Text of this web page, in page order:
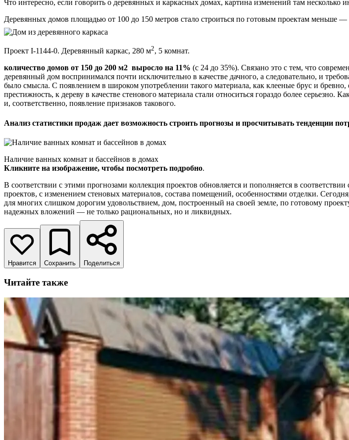
Что интересно, если говорить о деревянных и каркасных домах, картина изменений там несколько
Деревянных домов площадью от 100 до 150 метров стало строиться по готовым проектам меньше
Проект I-1144-0. Деревянный каркас, 280 м2, 5 комнат.
количество домов от 150 до 200 м2 выросло на 11% (с 24 до 35%). Связано это с тем, что
деревянный дом воспринимался почти исключительно в качестве дачного, а следовательно, и
было смысла. С появлением в широком употреблении такого материала, как клееные брус и
престижность, к дереву в качестве стенового материала стали относиться гораздо более
и, соответственно, появление признаков такового.
Анализ статистики продаж дает возможность строить прогнозы и просчитывать тенденции
Наличие ванных комнат и бассейнов в домах
Кликните на изображение, чтобы посмотреть подробно.
В соответствии с этими прогнозами коллекция проектов обновляется и пополняется в
проектов, с изменением стеновых материалов, состава помещений, особенностями отделки.
для многих слишком дорогим удовольствием, дом, построенный на своей земле, по готовому
надежных вложений — не только рациональных, но и ликвидных.
Нравится Сохранить Поделиться
Читайте также